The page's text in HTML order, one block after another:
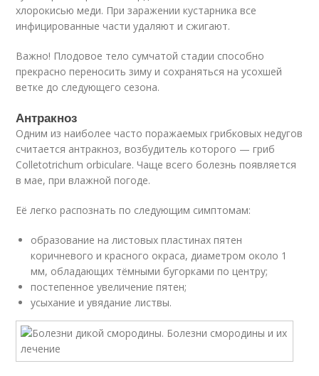
хлорокисью меди. При заражении кустарника все
инфицированные части удаляют и сжигают.
Важно! Плодовое тело сумчатой стадии способно
прекрасно переносить зиму и сохраняться на усохшей
ветке до следующего сезона.
Антракноз
Одним из наиболее часто поражаемых грибковых недугов
считается антракноз, возбудитель которого — гриб
Colletotrichum orbiculare. Чаще всего болезнь появляется
в мае, при влажной погоде.
Её легко распознать по следующим симптомам:
образование на листовых пластинах пятен
коричневого и красного окраса, диаметром около 1
мм, обладающих тёмными бугорками по центру;
постепенное увеличение пятен;
усыхание и увядание листвы.